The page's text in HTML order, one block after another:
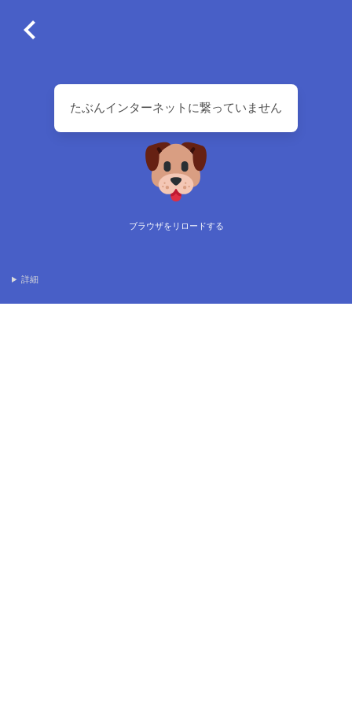
たぶんインターネットに繋っていません
ブラウザをリロードする
詳細